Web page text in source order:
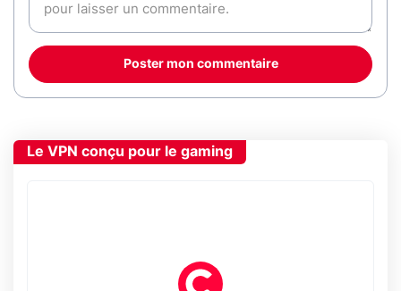
Poster mon commentaire
Le VPN conçu pour le gaming